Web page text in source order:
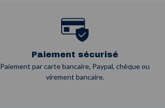
Paiement sécurisé
Paiement par carte bancaire, Paypal, chèque ou
virement bancaire.